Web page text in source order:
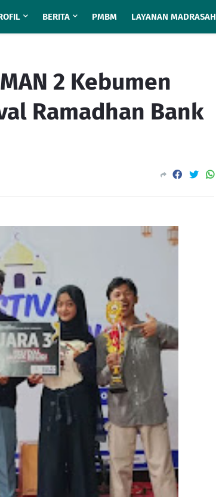
BERITA PMBM LAYANAN MADRASAH
2 Kebumen
Ramadhan Bank